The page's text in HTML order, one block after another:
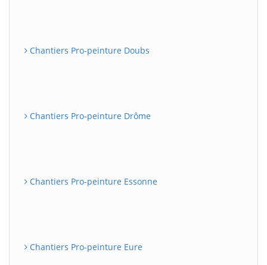
Chantiers Pro-peinture Doubs
Chantiers Pro-peinture Drôme
Chantiers Pro-peinture Essonne
Chantiers Pro-peinture Eure